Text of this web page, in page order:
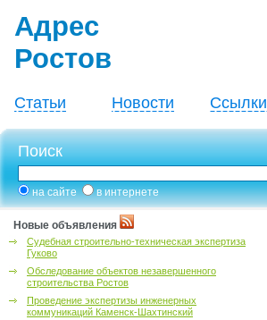
Адрес
Ростов
Статьи Новости Ссылки
Поиск
на сайте в интернете
Новые объявления
Судебная строительно-техническая экспертиза
Гуково
Обследование объектов незавершенного
строительства Ростов
Проведение экспертизы инженерных
коммуникаций Каменск-Шахтинский